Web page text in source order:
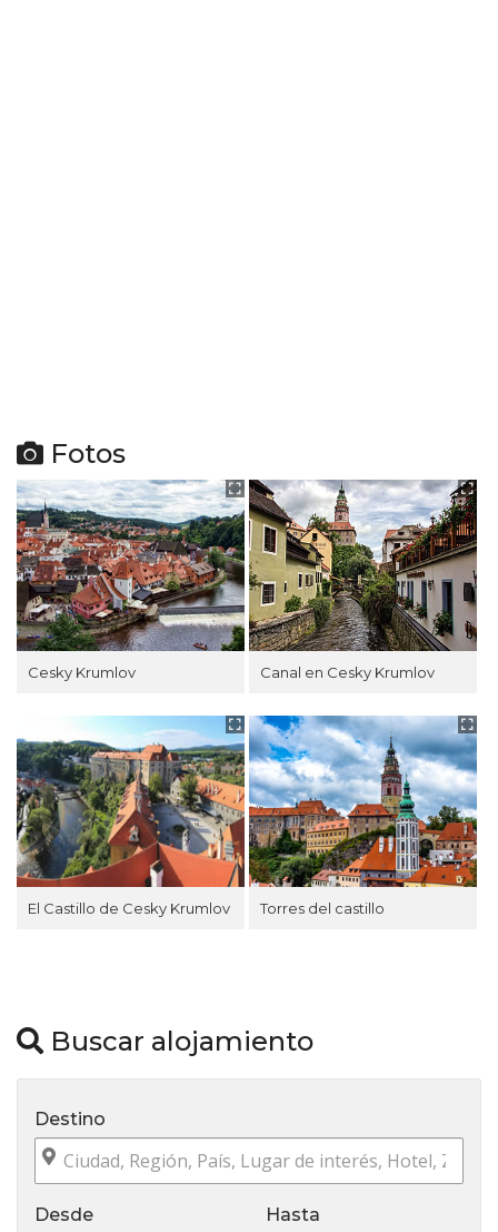
Fotos
Cesky Krumlov Canal en Cesky Krumlov
El Castillo de Cesky Krumlov Torres del castillo
Buscar alojamiento
Destino
Desde Hasta